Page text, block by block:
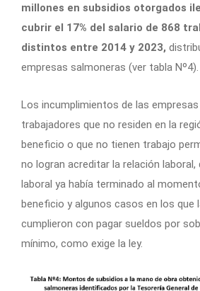
millones en subsidios otorgados
cubrir el 17% del salario de 868
distintos entre 2014 y 2023,
empresas salmoneras (ver tabla Nº4).
Los incumplimientos de las
trabajadores que no residen en la
beneficio o que no tienen trabajo
no logran acreditar la relación laboral,
laboral ya había terminado al
beneficio y algunos casos en los que
cumplieron con pagar sueldos por
mínimo, como exige la ley.